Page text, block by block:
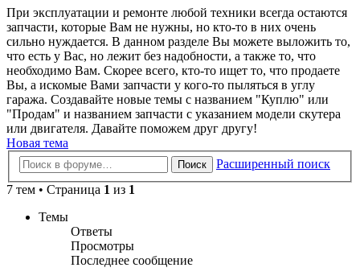
При эксплуатации и ремонте любой техники всегда остаются
запчасти, которые Вам не нужны, но кто-то в них очень
сильно нуждается. В данном разделе Вы можете выложить то,
что есть у Вас, но лежит без надобности, а также то, что
необходимо Вам. Скорее всего, кто-то ищет то, что продаете
Вы, а искомые Вами запчасти у кого-то пыляться в углу
гаража. Создавайте новые темы с названием "Куплю" или
"Продам" и названием запчасти с указанием модели скутера
или двигателя. Давайте поможем друг другу!
Новая тема
Поиск
Расширенный поиск
7 тем • Страница 1 из 1
Темы
Ответы
Просмотры
Последнее сообщение